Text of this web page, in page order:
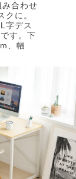
合わせ
に。
字デス
す。下
、幅